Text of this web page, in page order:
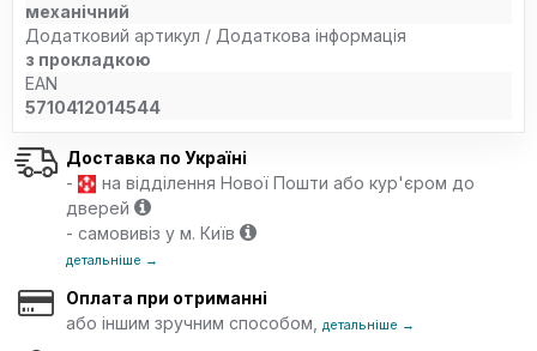
механічний
Додатковий артикул / Додаткова інформація
з прокладкою
EAN
5710412014544
Доставка по Україні
-
на відділення Нової Пошти або кур'єром до
дверей
- самовивіз у м. Київ
детальніше →
Оплата при отриманні
або іншим зручним способом,
детальніше →